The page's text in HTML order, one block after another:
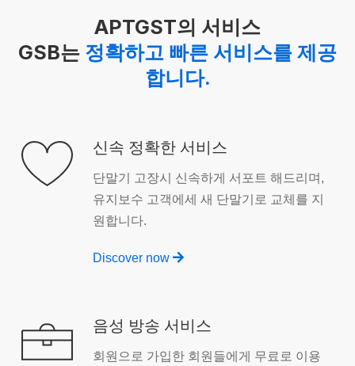
APTGST의 서비스
GSB는 정확하고 빠른 서비스를 제공
합니다.
신속 정확한 서비스
단말기 고장시 신속하게 서포트 해드리며,
유지보수 고객에세 새 단말기로 교체를 지
원합니다.
Discover now
음성 방송 서비스
회원으로 가입한 회원들에게 무료로 이용